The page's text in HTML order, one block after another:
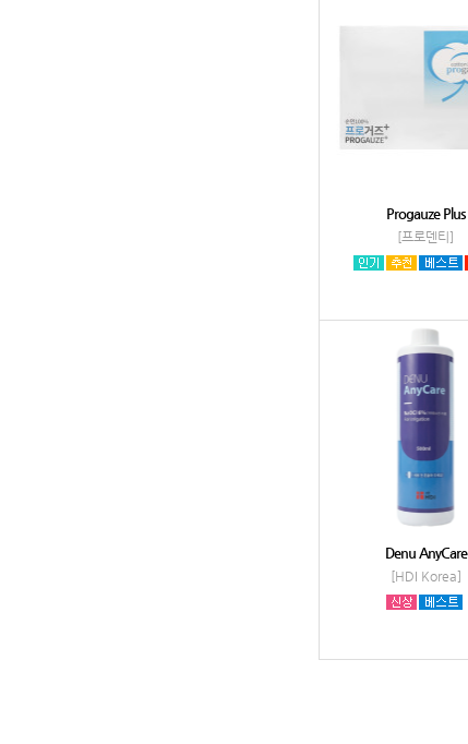
Progauze Plus
[프로덴티]
Denu AnyCare
[HDI Korea]